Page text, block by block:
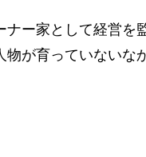
ナー家として経営を
が育っていないな